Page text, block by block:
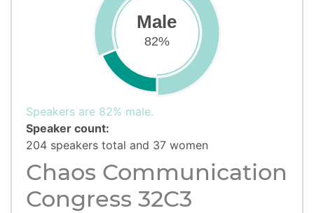
Male
82%
Speakers are 82% male.
Speaker count:
204 speakers total and 37 women
Chaos Communication
Congress 32C3